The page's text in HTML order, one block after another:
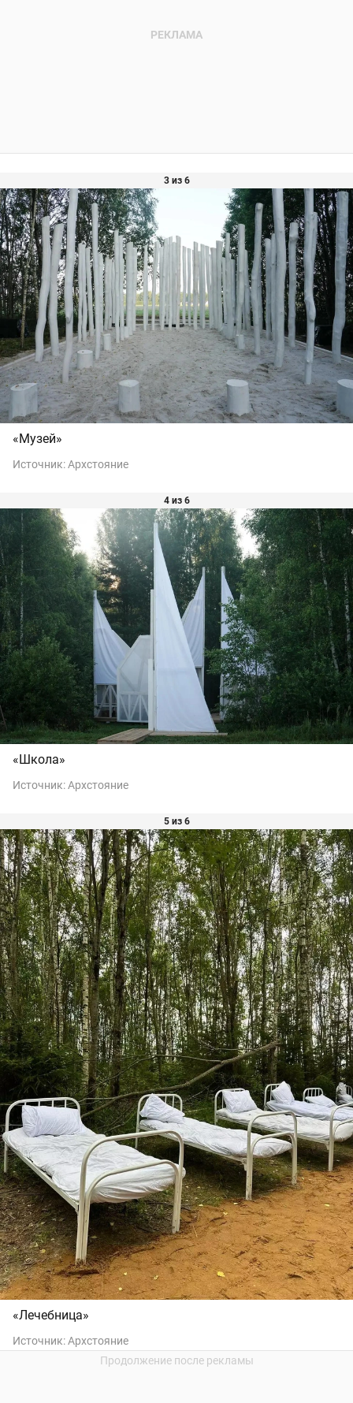
3 из 6
«Музей»
Источник:Архстояние
4 из 6
«Школа»
Источник:Архстояние
5 из 6
«Лечебница»
Источник:Архстояние